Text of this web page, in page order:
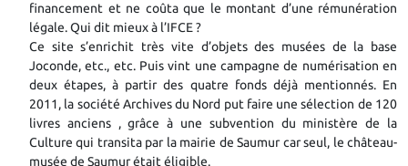
financement et ne coûta que le montant d’une rémunération
légale. Qui dit mieux à l’IFCE ?
Ce site s’enrichit très vite d’objets des musées de la base
Joconde, etc., etc. Puis vint une campagne de numérisation en
deux étapes, à partir des quatre fonds déjà mentionnés. En
2011, la société Archives du Nord put faire une sélection de 120
livres anciens ,grâce à une subvention du ministère de la
Culture qui transita par la mairie de Saumur car seul, le château-
musée de Saumur était éligible.